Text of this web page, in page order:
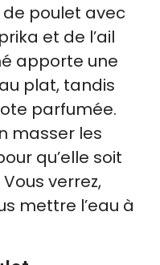
de poulet avec
et de l’ail
apporte une
plat, tandis
parfumée.
masser les
qu’elle soit
verrez,
mettre l’eau à